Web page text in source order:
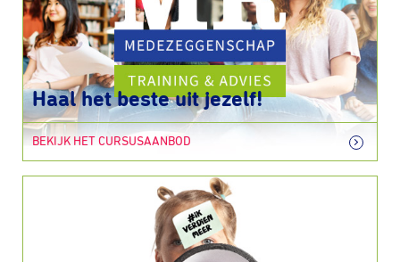
Haal het beste uit jezelf!
BEKIJK HET CURSUSAANBOD